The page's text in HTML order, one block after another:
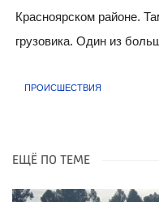
Красноярском районе.
грузовика. Один из
ПРОИСШЕСТВИЯ
ЕЩЁ ПО ТЕМЕ